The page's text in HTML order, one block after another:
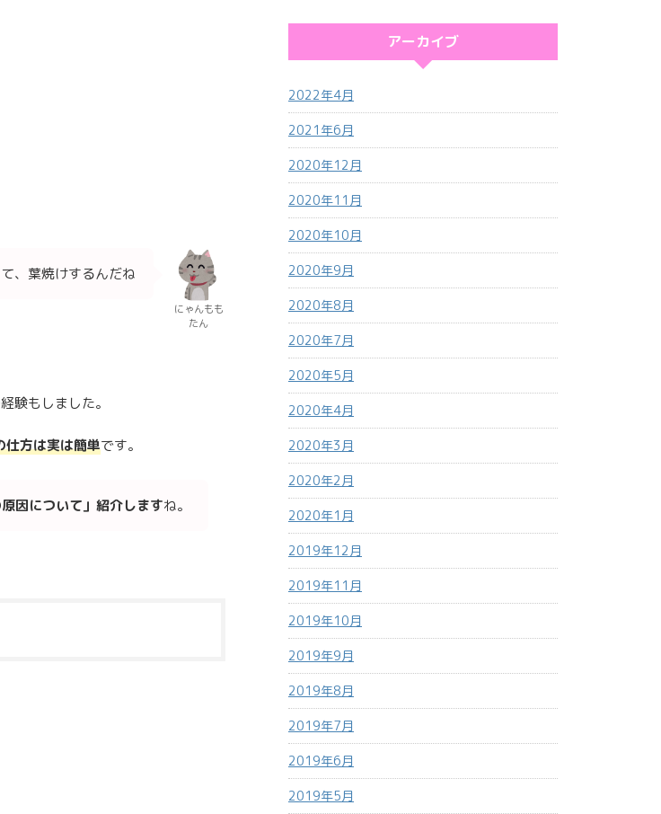
、葉焼けするんだね
にゃんもも
たん
験もしました。
仕方は実は簡単です。
因について」紹介しますね。
アーカイブ
2022年4月
2021年6月
2020年12月
2020年11月
2020年10月
2020年9月
2020年8月
2020年7月
2020年5月
2020年4月
2020年3月
2020年2月
2020年1月
2019年12月
2019年11月
2019年10月
2019年9月
2019年8月
2019年7月
2019年6月
2019年5月